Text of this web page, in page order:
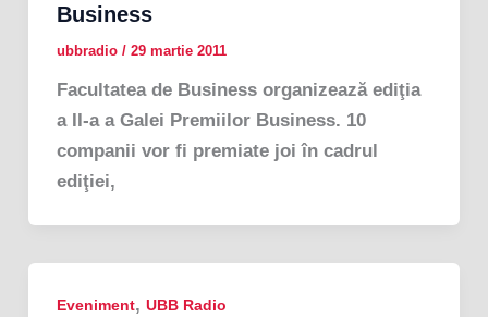
Business
ubbradio / 29 martie 2011
Facultatea de Business organizează ediţia
a II-a a Galei Premiilor Business. 10
companii vor fi premiate joi în cadrul
ediţiei,
Eveniment, UBB Radio